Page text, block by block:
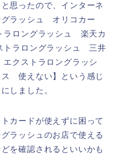
思ったので、インターネ
グラッシュ オリコカー
ラロングラッシュ 楽天カ
トラロングラッシュ 三井
クストラロングラッシ
使えない】という感じ
しました。
カードが使えずに困って
ラッシュのお店で使える
を確認されるといいかも